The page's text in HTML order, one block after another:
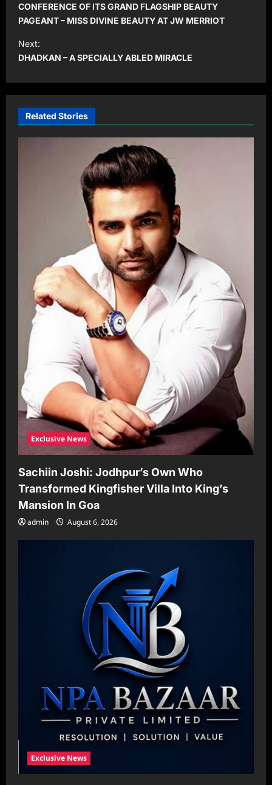
s
t
n
a
v
g
a
CONFERENCE OF ITS GRAND FLAGSHIP BEAUTY
PAGEANT – MISS DIVINE BEAUTY AT JW MERRIOT
Next:
DHADKAN – A SPECIALLY ABLED MIRACLE
Related Stories
Exclusive News
Sachiin Joshi: Jodhpur’s Own Who
Transformed Kingfisher Villa Into King’s
Mansion In Goa
admin August 6, 2026
Exclusive News